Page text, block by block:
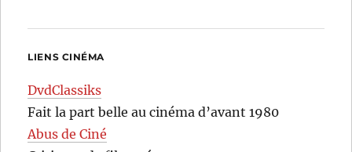
LIENS CINÉMA
DvdClassiks
Fait la part belle au cinéma d’avant 1980
Abus de Ciné